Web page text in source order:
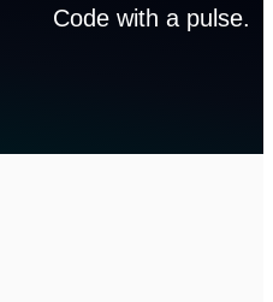
Code with a pulse.